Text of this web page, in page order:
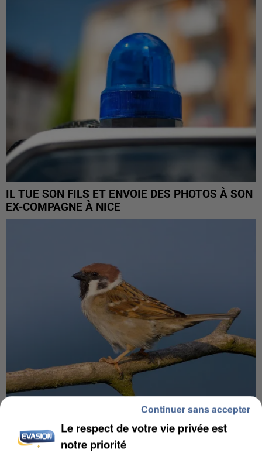
IL TUE SON FILS ET ENVOIE DES PHOTOS À SON
EX-COMPAGNE À NICE
APRÈS TOUTES CES CANICULES, LES REFUGES
DE FAUNE SAUVAGE SONT...
Le respect de votre vie privée est
notre priorité
Continuer sans accepter